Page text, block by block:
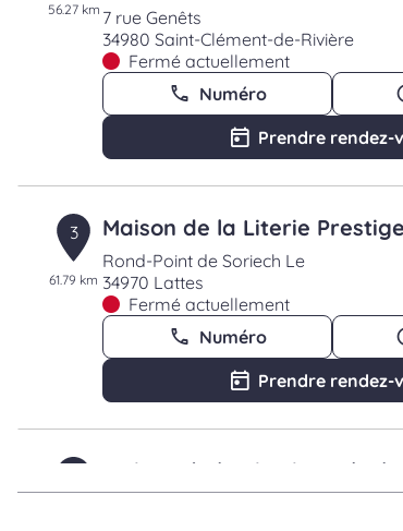
56.27 km 7 rue Genêts
34980 Saint-Clément-de-Rivière
Fermé actuellement
Numéro
Prendre rendez-
3
61.79 km
Maison de la Literie
Rond-Point de Soriech Le
34970 Lattes
Fermé actuellement
Numéro
Prendre rendez-
Maison de la Literie - Pérols